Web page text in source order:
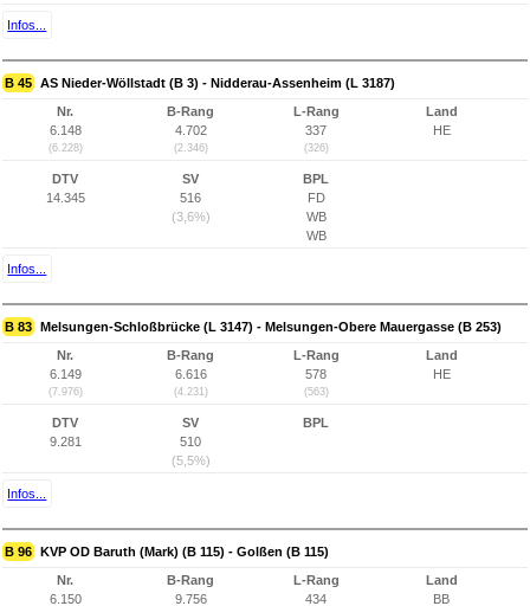
Infos...
B 45 AS Nieder-Wöllstadt (B 3) - Nidderau-Assenheim (L 3187)
Nr.
6.148
(6.228)
B-Rang
4.702
(2.346)
L-Rang
337
(326)
Land
HE
DTV
14.345
SV
516
(3,6%)
BPL
FD
WB
WB
Infos...
B 83 Melsungen-Schloßbrücke (L 3147) - Melsungen-Obere Mauergasse (B 253)
Nr.
6.149
(7.976)
B-Rang
6.616
(4.231)
L-Rang
578
(563)
Land
HE
DTV
9.281
SV
510
(5,5%)
BPL
Infos...
B 96 KVP OD Baruth (Mark) (B 115) - Golßen (B 115)
Nr.
6.150
B-Rang
9.756
L-Rang
434
Land
BB